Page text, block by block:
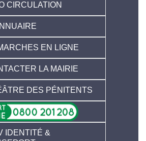
CIRCULATION
EN LIGNE
LA MAIRIE
DES PÉNITENTS
IDENTITÉ &